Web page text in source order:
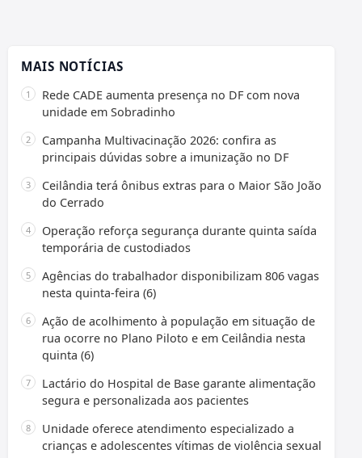
MAIS NOTÍCIAS
Rede CADE aumenta presença no DF com nova
unidade em Sobradinho
Campanha Multivacinação 2026: confira as
principais dúvidas sobre a imunização no DF
Ceilândia terá ônibus extras para o Maior São João
do Cerrado
Operação reforça segurança durante quinta saída
temporária de custodiados
Agências do trabalhador disponibilizam 806 vagas
nesta quinta-feira (6)
Ação de acolhimento à população em situação de
rua ocorre no Plano Piloto e em Ceilândia nesta
quinta (6)
Lactário do Hospital de Base garante alimentação
segura e personalizada aos pacientes
Unidade oferece atendimento especializado a
crianças e adolescentes vítimas de violência sexual